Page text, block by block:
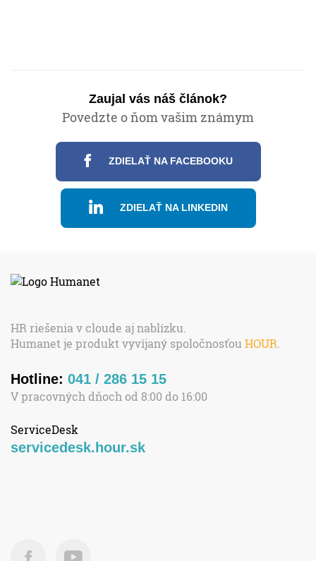
Zaujal vás náš článok?
Povedzte o ňom vašim známym
ZDIELAŤ NA FACEBOOKU
ZDIELAŤ NA LINKEDIN
HR riešenia v cloude aj nablízku.
Humanet je produkt vyvíjaný spoločnosťou HOUR
Hotline: 041 / 286 15 15
V pracovných dňoch od 8:00 do 16:00
ServiceDesk
servicedesk.hour.sk